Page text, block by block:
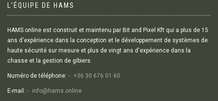
L'ÉQUIPE DE HAMS
HAMS.online est construit et maintenu par Bit and Pixel Kft qui a plus de 15
ans d'expérience dans la conception et le développement de systèmes de
haute sécurité sur mesure et plus de vingt ans d'expérience dans la
chasse et la gestion de gibiers.
Numéro de téléphone: +36 30 676 01 60
E-mail: info@hams.online